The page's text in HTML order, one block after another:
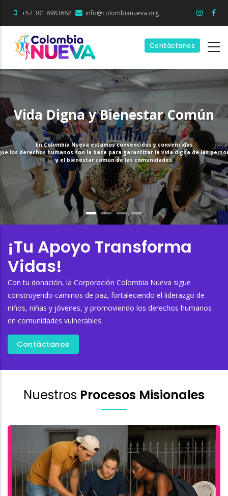
contenido
principal
+57 301 8983662 info@colombianueva.org
Contáctanos
Vida Digna y Bienestar Común
En Colombia Nueva estamos convencidos y convencidas
los derechos humanos son la base para garantizar la vida digna de las
y el bienestar común de las comunidades.
¡Tu Apoyo Transforma
Vidas!
Con tu donación, la Corporación Colombia Nueva sigue
construyendo caminos de paz, fortaleciendo el liderazgo de
niños, niñas y jóvenes, y promoviendo los derechos humanos
en comunidades vulnerables.
Contáctanos
Nuestros Procesos Misionales